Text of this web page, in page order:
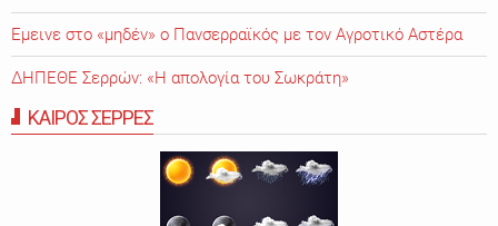
Εμεινε στο «μηδέν» o Πανσερραϊκός με τον Αγροτικό Αστέρα
ΔΗΠΕΘΕ Σερρών: «Η απολογία του Σωκράτη»
ΚΑΙΡΟΣ ΣΕΡΡΕΣ